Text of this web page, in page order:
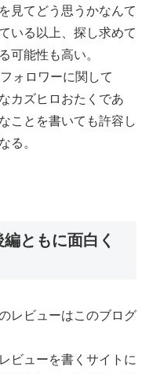
見てどう思うかなんて
いる以上、探し求めて
可能性も高い。
ォロワーに関して
カズヒロおたくであ
ことを書いても許容し
る。
ともに面白く
レビューはこのブログ
ビューを書くサイトに